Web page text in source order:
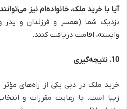
آیا با خرید ملک، خانواده‌ام نیز
نزدیک شما (همسر و فرزندان و پدر
وابسته، اقامت دریافت کنند.
10. نتیجه‌گیری
خرید ملک در دبی یکی از راه‌های مؤثر
زیبا است. با رعایت مقررات و